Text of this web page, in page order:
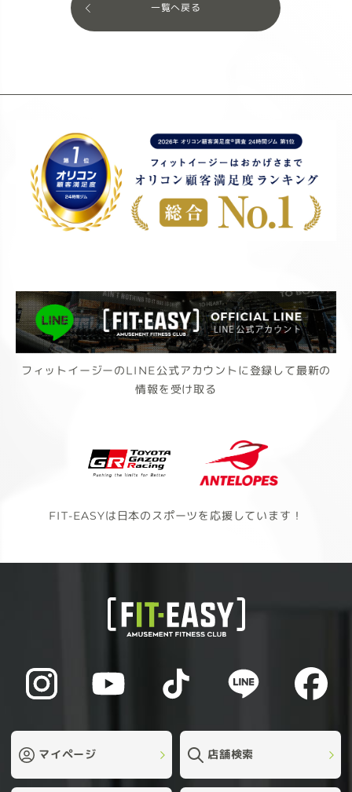
一覧へ戻る
フィットイージーのLINE公式アカウントに登録して最新の
情報を受け取る
FIT-EASYは日本のスポーツを応援しています！
マイページ 店舗検索